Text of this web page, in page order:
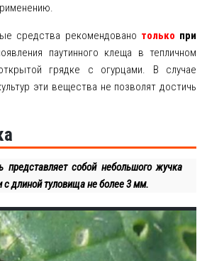
средства рекомендовано только при
паутинного клеща в тепличном
грядке с огурцами. В случае
эти вещества не позволят достичь
представляет собой небольшого жучка
с длиной туловища не более 3 мм.